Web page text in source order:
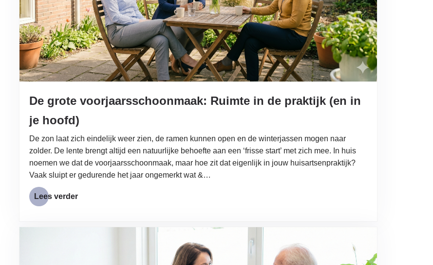
De grote voorjaarsschoonmaak: Ruimte in de praktijk (en in
je hoofd)
De zon laat zich eindelijk weer zien, de ramen kunnen open en de winterjassen mogen naar
zolder. De lente brengt altijd een natuurlijke behoefte aan een ‘frisse start’ met zich mee. In huis
noemen we dat de voorjaarsschoonmaak, maar hoe zit dat eigenlijk in jouw huisartsenpraktijk?
Vaak sluipt er gedurende het jaar ongemerkt wat &…
Lees verder